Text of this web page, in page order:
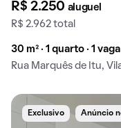
R$ 2.250 aluguel
R$ 2.962 total
30 m² · 1 quarto · 1 vaga
Rua Marquês de Itu,
Exclusivo Anúncio